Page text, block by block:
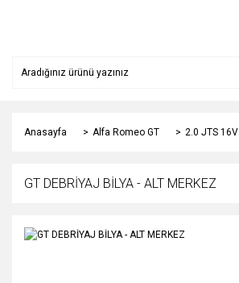
Anasayfa Alfa Romeo GT 2.0 JTS 16V
GT DEBRİYAJ BİLYA - ALT MERKEZ